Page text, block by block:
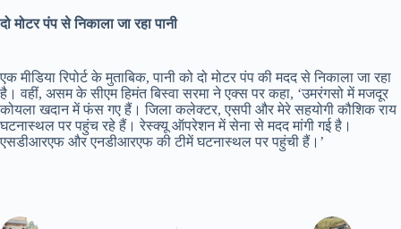
दो मोटर पंप से निकाला जा रहा पानी
एक मीडिया रिपोर्ट के मुताबिक, पानी को दो मोटर पंप की मदद से निकाला जा रहा
है। वहीं, असम के सीएम हिमंत बिस्वा सरमा ने एक्स पर कहा, ‘उमरंगसो में मजदूर
कोयला खदान में फंस गए हैं। जिला कलेक्टर, एसपी और मेरे सहयोगी कौशिक राय
घटनास्थल पर पहुंच रहे हैं। रेस्क्यू ऑपरेशन में सेना से मदद मांगी गई है।
एसडीआरएफ और एनडीआरएफ की टीमें घटनास्थल पर पहुंची हैं।’